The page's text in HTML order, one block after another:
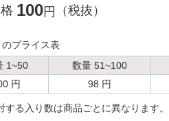
100円 （税抜）
プライス表
1~50
数量 51~100
円
98 円
する⼊り数は商品ごとに異なります。